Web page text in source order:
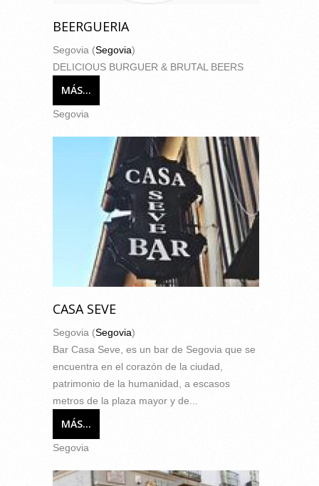
BEERGUERIA
Segovia (Segovia)
DELICIOUS BURGUER & BRUTAL BEERS
MÁS...
Segovia
CASA SEVE
Segovia (Segovia)
Bar Casa Seve, es un bar de Segovia que se
encuentra en el corazón de la ciudad,
patrimonio de la humanidad, a escasos
metros de la plaza mayor y de...
MÁS...
Segovia